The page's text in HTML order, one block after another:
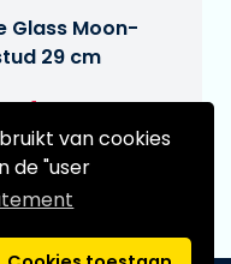
van cookies
de "user
Glass Moon-
29 cm